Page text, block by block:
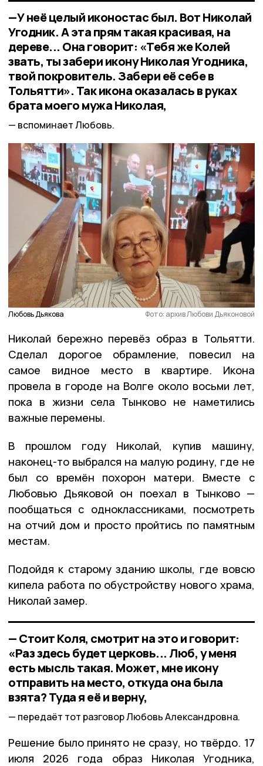
—У неё целый иконостас был. Вот Николай
Угодник. А эта прям такая красивая, на
дереве... Она говорит: «Тебя же Колей
звать, ты забери икону Николая Угодника,
твой покровитель. Забери её себе в
Тольятти». Так икона оказалась в руках
брата моего мужа Николая,
вспоминает Любовь.
Любовь Дьякова Фото: архив Любови Дьяконовой
Николай бережно перевёз образ в Тольятти.
Сделал дорогое обрамление, повесил на
самое видное место в квартире. Икона
провела в городе на Волге около восьми лет,
пока в жизни села Тынково не наметились
важные перемены.
В прошлом году Николай, купив машину,
наконец-то выбрался на малую родину, где не
был со времён похорон матери. Вместе с
Любовью Дьяковой он поехал в Тынково —
пообщаться с одноклассниками, посмотреть
на отчий дом и просто пройтись по памятным
местам.
Подойдя к старому зданию школы, где вовсю
кипела работа по обустройству нового храма,
Николай замер.
— Стоит Коля, смотрит на это и говорит:
«Раз здесь будет церковь... Люб, у меня
есть мысль такая. Может, мне икону
отправить на место, откуда она была
взята? Туда я её и верну,
передаёт тот разговор Любовь Александровна.
Решение было принято не сразу, но твёрдо. 17
июля 2026 года образ Николая Угодника,